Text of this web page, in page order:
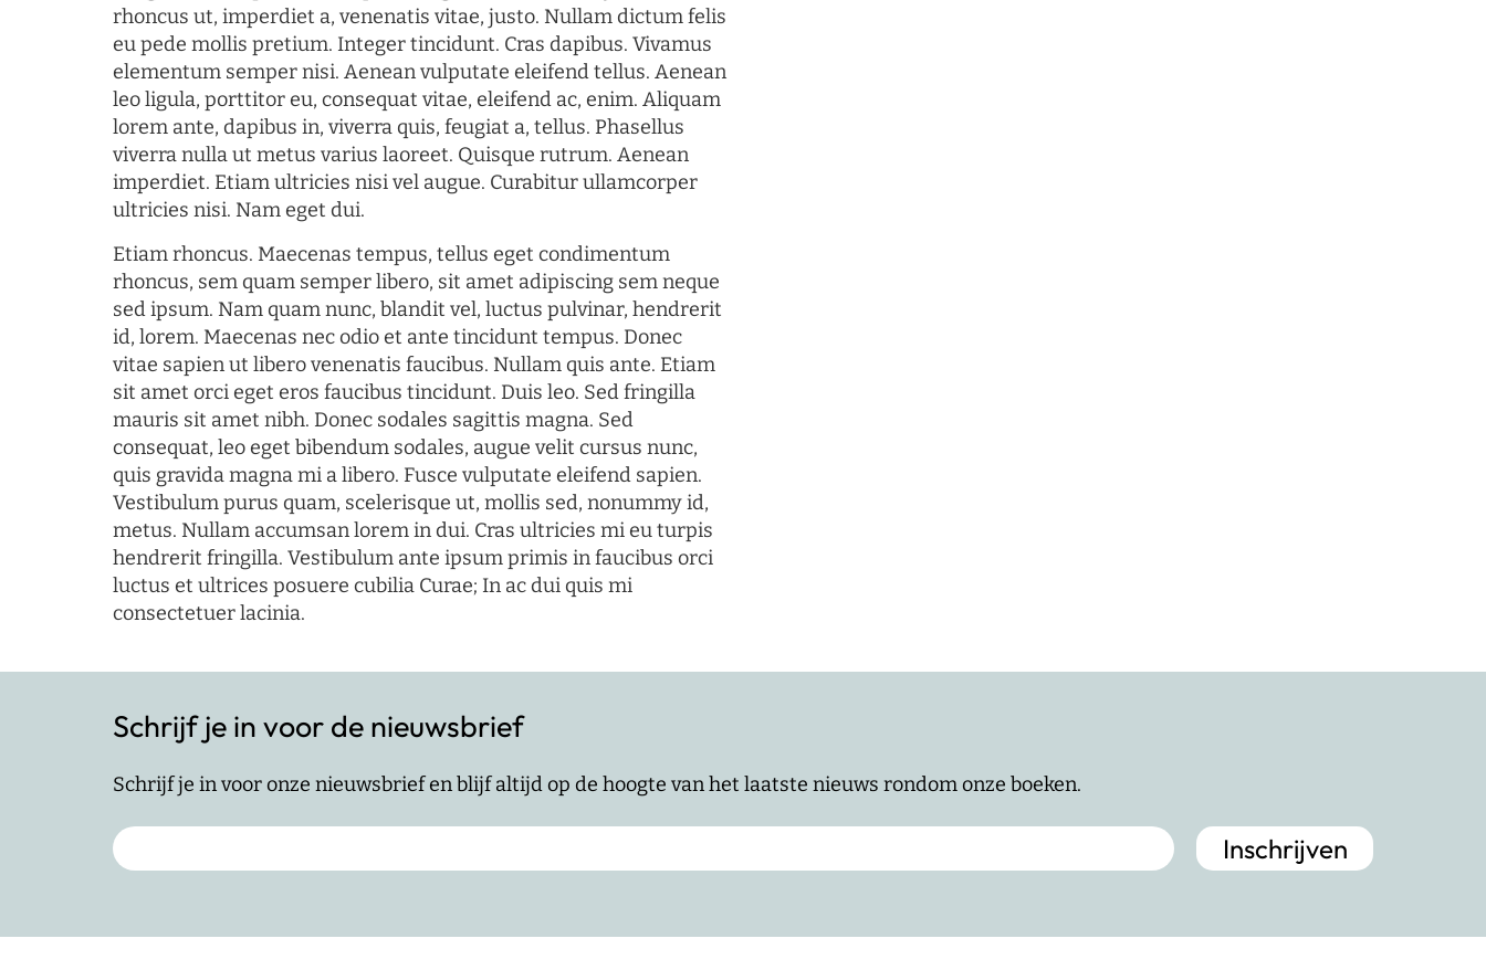
rhoncus ut, imperdiet a, venenatis vitae, justo. Nullam dictum felis
eu pede mollis pretium. Integer tincidunt. Cras dapibus. Vivamus
elementum semper nisi. Aenean vulputate eleifend tellus. Aenean
leo ligula, porttitor eu, consequat vitae, eleifend ac, enim. Aliquam
lorem ante, dapibus in, viverra quis, feugiat a, tellus. Phasellus
viverra nulla ut metus varius laoreet. Quisque rutrum. Aenean
imperdiet. Etiam ultricies nisi vel augue. Curabitur ullamcorper
ultricies nisi. Nam eget dui.
Etiam rhoncus. Maecenas tempus, tellus eget condimentum
rhoncus, sem quam semper libero, sit amet adipiscing sem neque
sed ipsum. Nam quam nunc, blandit vel, luctus pulvinar, hendrerit
id, lorem. Maecenas nec odio et ante tincidunt tempus. Donec
vitae sapien ut libero venenatis faucibus. Nullam quis ante. Etiam
sit amet orci eget eros faucibus tincidunt. Duis leo. Sed fringilla
mauris sit amet nibh. Donec sodales sagittis magna. Sed
consequat, leo eget bibendum sodales, augue velit cursus nunc,
quis gravida magna mi a libero. Fusce vulputate eleifend sapien.
Vestibulum purus quam, scelerisque ut, mollis sed, nonummy id,
metus. Nullam accumsan lorem in dui. Cras ultricies mi eu turpis
hendrerit fringilla. Vestibulum ante ipsum primis in faucibus orci
luctus et ultrices posuere cubilia Curae; In ac dui quis mi
consectetuer lacinia.
Schrijf je in voor de nieuwsbrief
Schrijf je in voor onze nieuwsbrief en blijf altijd op de hoogte van het laatste nieuws rondom onze boeken.